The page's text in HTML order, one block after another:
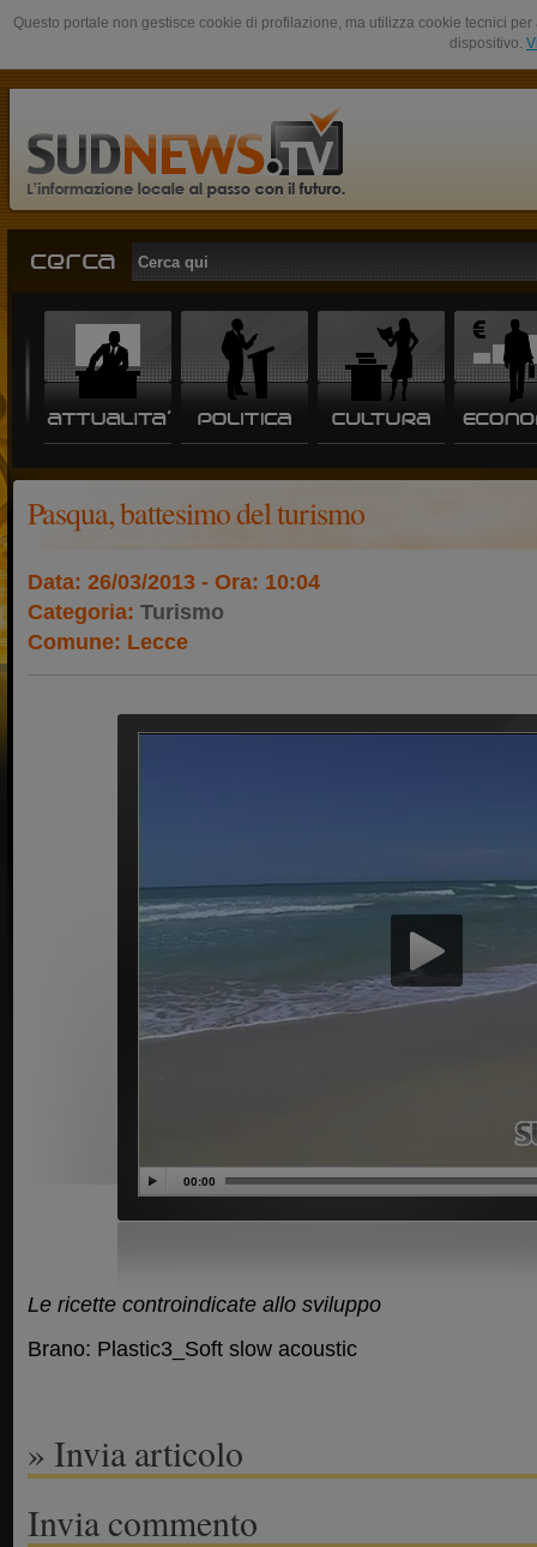
Questo portale non gestisce cookie di profilazione, ma utilizza cookie tecnici
dispositivo.
Pasqua, battesimo del turismo
Data: 26/03/2013 - Ora: 10:04
Categoria: Turismo
Comune: Lecce
00:00
Le ricette controindicate allo sviluppo
Brano: Plastic3_Soft slow acoustic
» Invia articolo
Invia commento